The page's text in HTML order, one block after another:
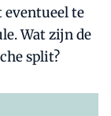
te
Wat zijn de
split?